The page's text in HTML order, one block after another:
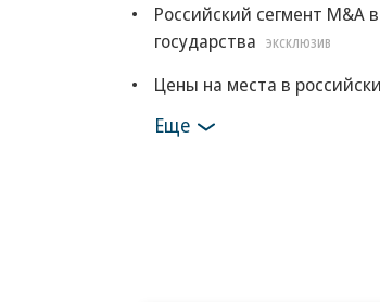
Российский сегмент M&A
государства
ЭКСКЛЮЗИВ
Цены на места в
Еще